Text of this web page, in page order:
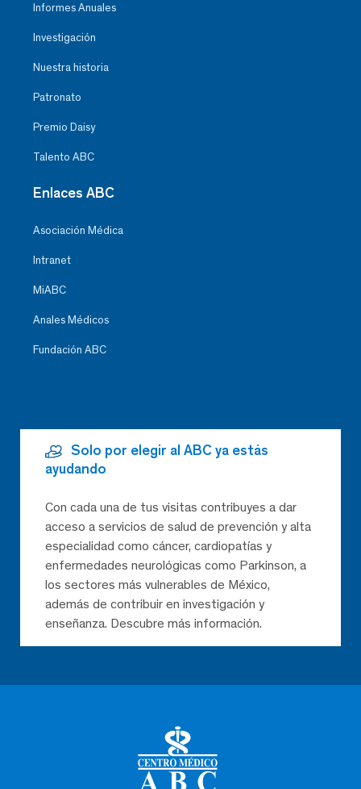
Informes Anuales
Investigación
Nuestra historia
Patronato
Premio Daisy
Talento ABC
Enlaces ABC
Asociación Médica
Intranet
MiABC
Anales Médicos
Fundación ABC
Solo por elegir al ABC ya estás
ayudando
Con cada una de tus visitas contribuyes a dar
acceso a servicios de salud de prevención y alta
especialidad como cáncer, cardiopatías y
enfermedades neurológicas como Parkinson, a
los sectores más vulnerables de México,
además de contribuir en investigación y
enseñanza. Descubre más información.